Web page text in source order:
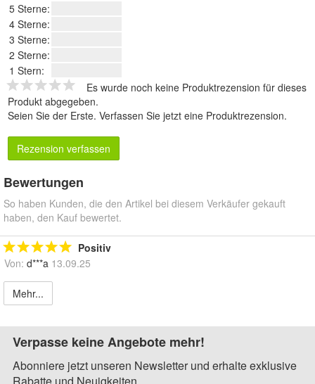
5 Sterne:
4 Sterne:
3 Sterne:
2 Sterne:
1 Stern:
Es wurde noch keine Produktrezension für dieses
Produkt abgegeben.
Seien Sie der Erste. Verfassen Sie jetzt eine Produktrezension.
Rezension verfassen
Bewertungen
So haben Kunden, die den Artikel bei diesem Verkäufer gekauft
haben, den Kauf bewertet.
Positiv
Von: d***a 13.09.25
Mehr...
Verpasse keine Angebote mehr!
Abonniere jetzt unseren Newsletter und erhalte exklusive
Rabatte und Neuigkeiten.